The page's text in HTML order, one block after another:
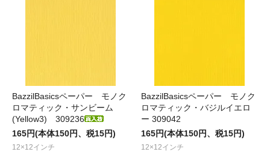
BazzilBasicsペーパー モノク
ロマティック・サンビーム
(Yellow3) 309236
165円(本体150円、税15円)
12×12インチ
BazzilBasicsペーパー モノク
ロマティック・バジルイエロ
ー 309042
165円(本体150円、税15円)
12×12インチ